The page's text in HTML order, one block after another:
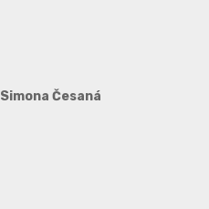
Simona Česaná